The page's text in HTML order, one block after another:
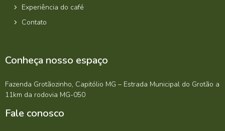
Experiência do café
Contato
Conheça nosso espaço
Fazenda Grotãozinho, Capitólio MG – Estrada Municipal do Grotão a
11km da rodovia MG-050
Fale conosco